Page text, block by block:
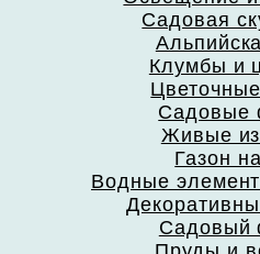
Садовая
Клумбы и
Садовые
Живые
Газон
Водные
Садовый